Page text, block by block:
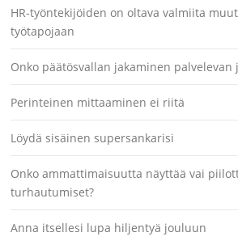
HR-työntekijöiden on oltava valmiita
työtapojaan
Onko päätösvallan jakaminen palvelevan
Perinteinen mittaaminen ei riitä
Löydä sisäinen supersankarisi
Onko ammattimaisuutta näyttää vai
turhautumiset?
Anna itsellesi lupa hiljentyä jouluun